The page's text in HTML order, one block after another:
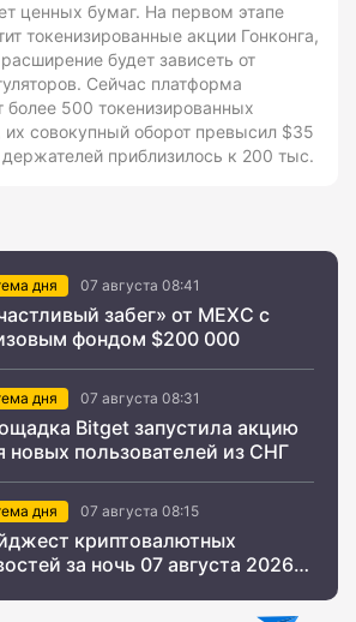
ценных бумаг. На первом этапе
токенизированные акции Гонконга,
будет зависеть от
Сейчас платформа
более 500 токенизированных
их совокупный оборот превысил $35
приблизилось к 200 тыс.
дня 07 августа 08:41
забег» от MEXC с
фондом $200 000
дня 07 августа 08:31
Bitget запустила акцию
новых пользователей из СНГ
дня 07 августа 08:15
криптовалютных
за ночь 07 августа 2026